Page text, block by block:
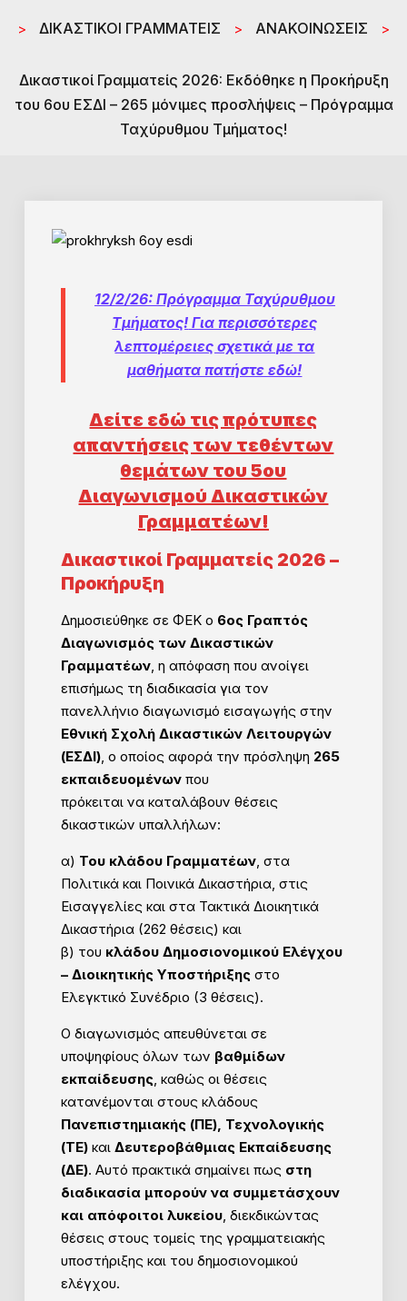
> ΔΙΚΑΣΤΙΚΟΙ ΓΡΑΜΜΑΤΕΙΣ > ΑΝΑΚΟΙΝΩΣΕΙΣ >
Δικαστικοί Γραμματείς 2026: Εκδόθηκε η Προκήρυξη
του 6ου ΕΣΔΙ – 265 μόνιμες προσλήψεις – Πρόγραμμα
Ταχύρυθμου Τμήματος!
12/2/26: Πρόγραμμα Ταχύρυθμου
Τμήματος! Για περισσότερες
λεπτομέρειες σχετικά με τα
μαθήματα πατήστε εδώ!
Δείτε εδώ τις πρότυπες
απαντήσεις των τεθέντων
θεμάτων του 5ου
Διαγωνισμού Δικαστικών
Γραμματέων!
Δικαστικοί Γραμματείς 2026 –
Προκήρυξη
Δημοσιεύθηκε σε ΦΕΚ ο 6ος Γραπτός
Διαγωνισμός των Δικαστικών
Γραμματέων, η απόφαση που ανοίγει
επισήμως τη διαδικασία για τον
πανελλήνιο διαγωνισμό εισαγωγής στην
Εθνική Σχολή Δικαστικών Λειτουργών
(ΕΣΔΙ), ο οποίος αφορά την πρόσληψη 265
εκπαιδευομένων που
πρόκειται να καταλάβουν θέσεις
δικαστικών υπαλλήλων:
α) Του κλάδου Γραμματέων, στα
Πολιτικά και Ποινικά Δικαστήρια, στις
Εισαγγελίες και στα Τακτικά Διοικητικά
Δικαστήρια (262 θέσεις) και
β) του κλάδου Δημοσιονομικού Ελέγχου
– Διοικητικής Υποστήριξηςστο
Ελεγκτικό Συνέδριο (3 θέσεις).
Ο διαγωνισμός απευθύνεται σε
υποψηφίους όλων των βαθμίδων
εκπαίδευσης, καθώς οι θέσεις
κατανέμονται στους κλάδους
Πανεπιστημιακής (ΠΕ), Τεχνολογικής
(ΤΕ)και Δευτεροβάθμιας Εκπαίδευσης
(ΔΕ). Αυτό πρακτικά σημαίνει πως στη
διαδικασία μπορούν να συμμετάσχουν
και απόφοιτοι λυκείου, διεκδικώντας
θέσεις στους τομείς της γραμματειακής
υποστήριξης και του δημοσιονομικού
ελέγχου.